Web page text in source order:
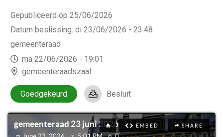
Gepubliceerd op 25/06/2026
Datum beslissing: di 23/06/2026 - 23:48
gemeenteraad
ma 22/06/2026 - 19:01
gemeenteraadszaal
Goedgekeurd Besluit